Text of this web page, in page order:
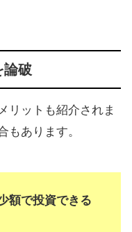
論破
リットも紹介されま
もあります。
額で投資できる